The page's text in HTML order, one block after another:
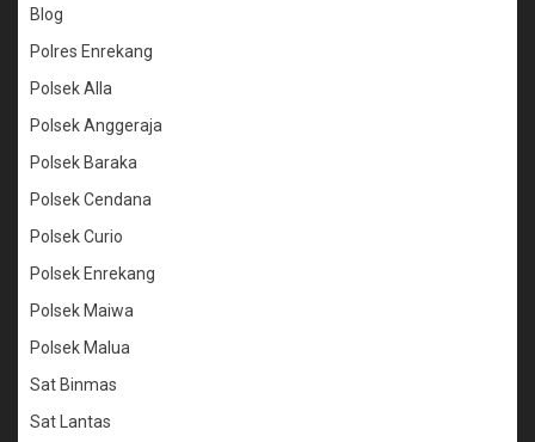
Blog
Polres Enrekang
Polsek Alla
Polsek Anggeraja
Polsek Baraka
Polsek Cendana
Polsek Curio
Polsek Enrekang
Polsek Maiwa
Polsek Malua
Sat Binmas
Sat Lantas